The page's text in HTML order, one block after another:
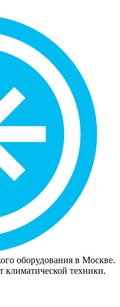
оборудования в Москве.
климатической техники.